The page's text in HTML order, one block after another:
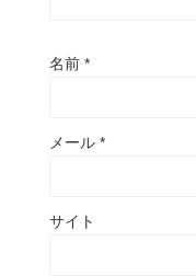
名前 *
メール *
サイト